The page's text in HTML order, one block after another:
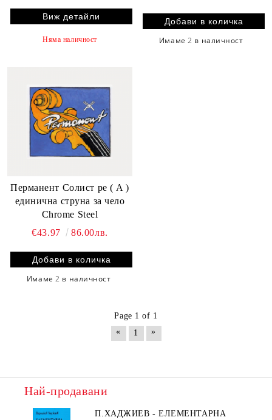
Виж детайли
Няма наличност Имаме2 в наличност
Перманент Солист ре ( A )
единична струнa за чело
Chrome Steel
€43.97
86.00лв.
Имаме2 в наличност
Page 1 of 1
«
1 »
Най-продавани
П.ХАДЖИЕВ - ЕЛЕМЕНТАРНА